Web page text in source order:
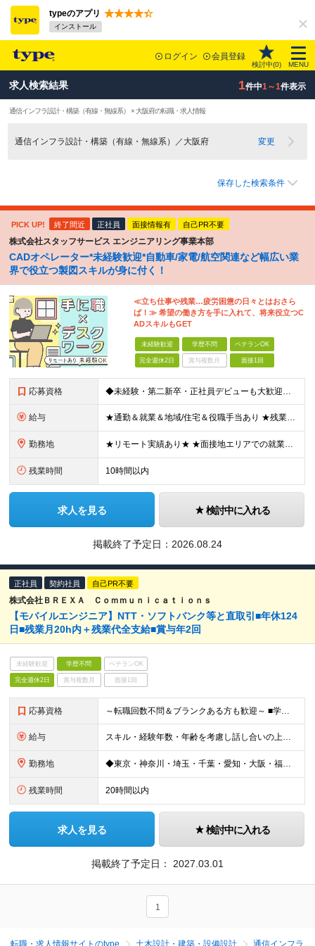
typeのアプリ
インストール
ログイン 会員登録
検討中(0) MENU
求人検索結果 1件中1～1件表示
通信インフラ設計・構築（有線・無線系） × 大阪府の転職・求人情報
通信インフラ設計・構築（有線・無線系）／大阪府 変更
保存した検索条件
PICK UP! 終了間近 正社員 面接情報有 自己PR不要
株式会社スタッフサービス エンジニアリング事業本部
CADオペレーター*未経験歓迎*自動車/家電/航空関連など幅広い業
界で役立つ製図スキルが身に付く！
≪立ち仕事や残業…疲労困憊の日々とはおさら
ば！≫ 希望の働き方を手に入れて、将来役立つC
ADスキルもGET
未経験歓迎 学歴不問 ベテランOK
完全週休2日 賞与複数月 面接1回
応募資格 ◆未経験・第二新卒・正社員デビューも大歓迎／経験・知識ゼロでOK！ ◆学歴不問 ★人物重視 ★入社前の経験・スキルはゼロでOK CADの基本的な知識・操作経験がある方は歓迎します。 地方在住の方も
給与 ★通勤＆就業＆地域/住宅＆役職手当あり ★残業代は全額支給 ★選べる給与制度あり！ ■東京・神奈川・千葉・埼玉勤務の場合 月給24.5万円～55万円＋諸手当 （残業代は全額支給） (20,000円の
勤務地 ★リモート実績あり★ ★面接地エリアでの就業率92％以上！ 『地元で働きたい』という希望に、業界トップクラス約7,000件の取引事業所数、90,000件以上のプロジェクトから検討をいたします。 全
残業時間 10時間以内
求人を見る 検討中に入れる
掲載終了予定日： 2026.08.24
正社員 契約社員 自己PR不要
株式会社ＢＲＥＸＡ Ｃｏｍｍｕｎｉｃａｔｉｏｎｓ
【モバイルエンジニア】NTT・ソフトバンク等と直取引■年休124
日■残業月20h内＋残業代全支給■賞与年2回
未経験歓迎 学歴不問 ベテランOK
完全週休2日 賞与複数月 面接1回
応募資格 ～転職回数不問＆ブランクある方も歓迎～ ■学歴不問 ■移動体通信に関する何らかの実務経験 ■移動体通信に関わる何らかの資格
給与 スキル・経験年数・年齢を考慮し話し合いの上、優遇します。 ＜関東＞ 経験者：月給25万円以上 未経験：月給20万円以上 ＜名古屋＞ 経験者：月給23万円以上 未経験：月給17.7万円以上 ＜大
勤務地 ◆東京・神奈川・埼玉・千葉・愛知・大阪・福岡および各プロジェクト先 ◇本社／東京都港区赤坂2-3-5 赤坂スターゲートプラザ14階 ◇愛知／愛知県名古屋市中村区名駅2-45-7 丸岡ビルディング3F
残業時間 20時間以内
求人を見る 検討中に入れる
掲載終了予定日： 2027.03.01
1
転職・求人情報サイトのtype 土木設計・建築・設備設計 通信インフラ